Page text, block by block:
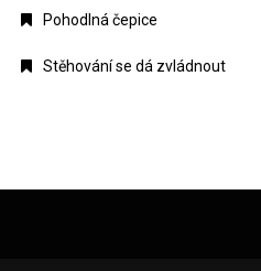
Pohodlná čepice
Stěhování se dá zvládnout